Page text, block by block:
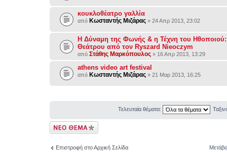
κουκλοθέατρο γαλλία
από Κωσταντής Μιζάρας » 24 Απρ 2013, 23:02
Η Δύναμη της Φωνής & η Τέχνη του Ηθοποιού:
Θεάτρου από τον Ryszard Nieoczym
από Στάθης Μαρκόπουλος » 16 Απρ 2013, 13:29
athens video art festival
από Κωσταντής Μιζάρας » 21 Μαρ 2013, 16:25
Τελευταία θέματα:
Δημιουργία νέου
θέματος
Επιστροφή στο Αρχική Σελίδα